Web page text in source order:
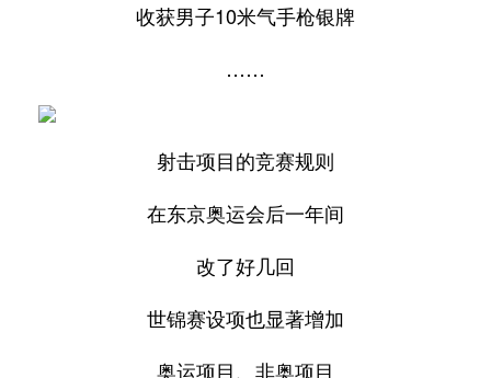
收获男子10米气手枪银牌
……
射击项目的竞赛规则
在东京奥运会后一年间
改了好几回
世锦赛设项也显著增加
奥运项目、非奥项目